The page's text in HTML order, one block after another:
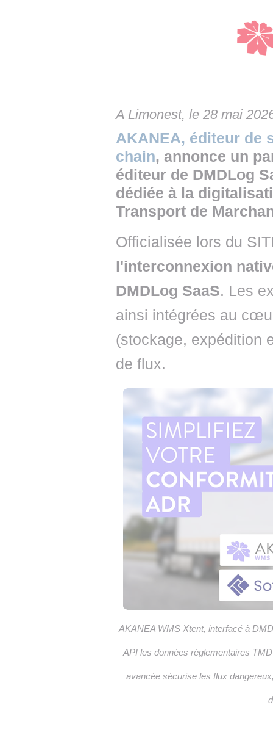
•
A Limonest, le 28 mai
AKANEA, éditeur de
chain, annonce un
éditeur de DMDLog
dédiée à la
Transport de
Officialisée lors du
l'interconnexion
DMDLog SaaS. Les
ainsi intégrées au
(stockage, expédition
de flux.
AKANEA WMS Xtent, interfacé à
API les données réglementaires
avancée sécurise les flux